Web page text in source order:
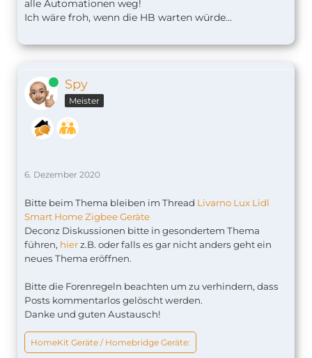
alle Automationen weg!
Ich wäre froh, wenn die HB warten würde...
Online Spy
Meister
6. Dezember 2020
Bitte beim Thema bleiben im Thread Livarno Lux Lidl
Smart Home Zigbee Geräte
Deconz Diskussionen bitte in gesondertem Thema
führen, hierz.B. oder falls es gar nicht anders geht ein
neues Thema eröffnen.
Bitte die Forenregeln beachten um zu verhindern, dass
Posts kommentarlos gelöscht werden.
Danke und guten Austausch!
HomeKit Geräte / Homebridge Geräte: